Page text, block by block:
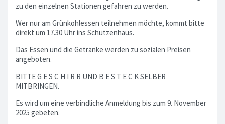
zu den einzelnen Stationen gefahren zu werden.
Wer nur am Grünkohlessen teilnehmen möchte, kommt bitte
direkt um 17.30 Uhr ins Schützenhaus.
Das Essen und die Getränke werden zu sozialen Preisen
angeboten.
BITTE G E S C H I R R UND B E S T E C K SELBER
MITBRINGEN.
Es wird um eine verbindliche Anmeldung bis zum 9. November
2025 gebeten.